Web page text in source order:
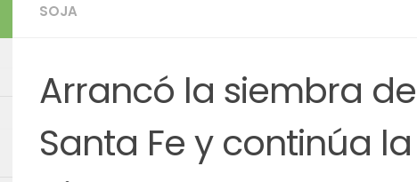
SOJA
Arrancó la siembra
Santa Fe y continúa